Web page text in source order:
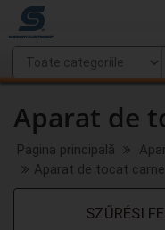
Aparat de
Pagina principală
Aparat de tocat carne
SZŰRÉSI